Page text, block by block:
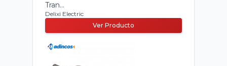
Tran...
Delixi Electric
Ver Producto